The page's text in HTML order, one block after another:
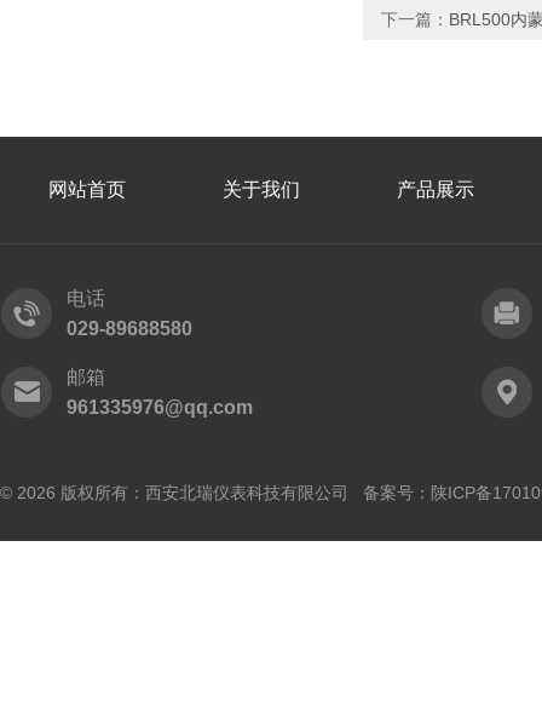
下一篇： BRL500内
网站首页 关于我们 产品展示
电话
029-89688580
邮箱
961335976@qq.com
© 2026 版权所有：西安北瑞仪表科技有限公司 备案号： 陕ICP备